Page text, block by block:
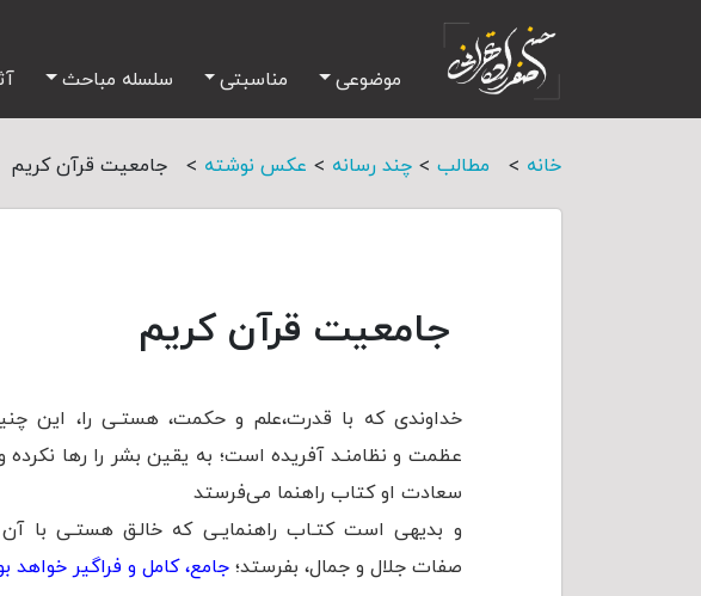
موضوعی مناسبتی سلسله مباحث
خانه > مطالب > چند رسانه > عکس نوشته > جامعیت قرآن کریم
جامعیت قرآن کریم
خداوندی که با قدرت،علم و حکمت، هستـی را، این
عظمت و نظامنـد آفریده است؛ به یقین بشر را رها نکرده
سعادت او کتاب راهنما می‌فرستد
و بدیهی است کتـاب راهنمایـی که خالـق هستـی با
صفات جلال و جمال، بفرستد؛جامع، کامل و فراگیر خواهد